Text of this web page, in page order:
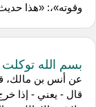
وقوته»،: «هذا
بسم الله توكلت
عن أنس بن مالك،
قال - يعني - إذا